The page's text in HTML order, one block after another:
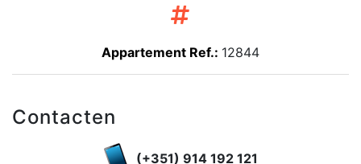
Appartement Ref.: 12844
Contacten
(+351) 914 192 121